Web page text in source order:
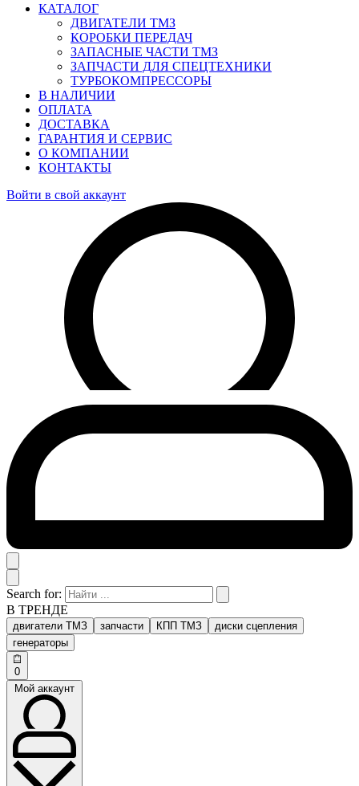
КАТАЛОГ
ДВИГАТЕЛИ ТМЗ
КОРОБКИ ПЕРЕДАЧ
ЗАПАСНЫЕ ЧАСТИ ТМЗ
ЗАПЧАСТИ ДЛЯ СПЕЦТЕХНИКИ
ТУРБОКОМПРЕССОРЫ
В НАЛИЧИИ
ОПЛАТА
ДОСТАВКА
ГАРАНТИЯ И СЕРВИС
О КОМПАНИИ
КОНТАКТЫ
Войти в свой аккаунт
Search for:
В ТРЕНДЕ
двигатели ТМЗ запчасти КПП ТМЗ
диски сцепления
генераторы
0
Мой аккаунт